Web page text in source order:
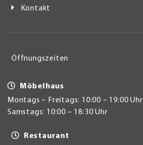
Kontakt
Öffnungszeiten
Möbelhaus
Montags – Freitags: 10:00 – 19:00 Uhr
Samstags: 10:00 – 18:30 Uhr
Restaurant